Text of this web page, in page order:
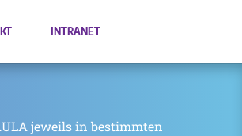
INTRANET
jeweils in bestimmten